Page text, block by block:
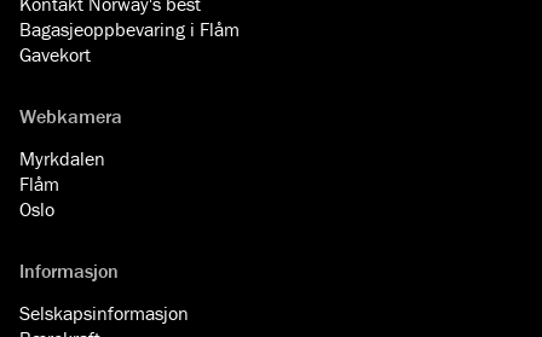
Bagasjeoppbevaring i Flåm
Gavekort
Webkamera
Myrkdalen
Flåm
Oslo
Informasjon
Selskapsinformasjon